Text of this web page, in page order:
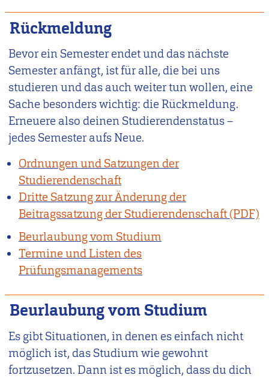
Rückmeldung
Bevor ein Semester endet und das nächste
Semester anfängt, ist für alle, die bei uns
studieren und das auch weiter tun wollen, eine
Sache besonders wichtig: die Rückmeldung.
Erneuere also deinen Studierendenstatus –
jedes Semester aufs Neue.
Ordnungen und Satzungen der
Studierendenschaft
Dritte Satzung zur Änderung der
Beitragssatzung der Studierendenschaft
Beurlaubung vom Studium
Termine und Listen des
Prüfungsmanagements
Beurlaubung vom Studium
Es gibt Situationen, in denen es einfach nicht
möglich ist, das Studium wie gewohnt
fortzusetzen. Dann ist es möglich, dass du dich